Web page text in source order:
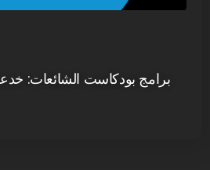
برامج بودكاست الشائعات: